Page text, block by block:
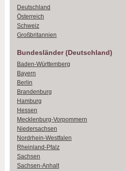
Deutschland
Österreich
Schweiz
Großbritannien
Bundesländer (Deutschland)
Baden-Württemberg
Bayern
Berlin
Brandenburg
Hamburg
Hessen
Mecklenburg-Vorpommern
Niedersachsen
Nordrhein-Westfalen
Rheinland-Pfalz
Sachsen
Sachsen-Anhalt